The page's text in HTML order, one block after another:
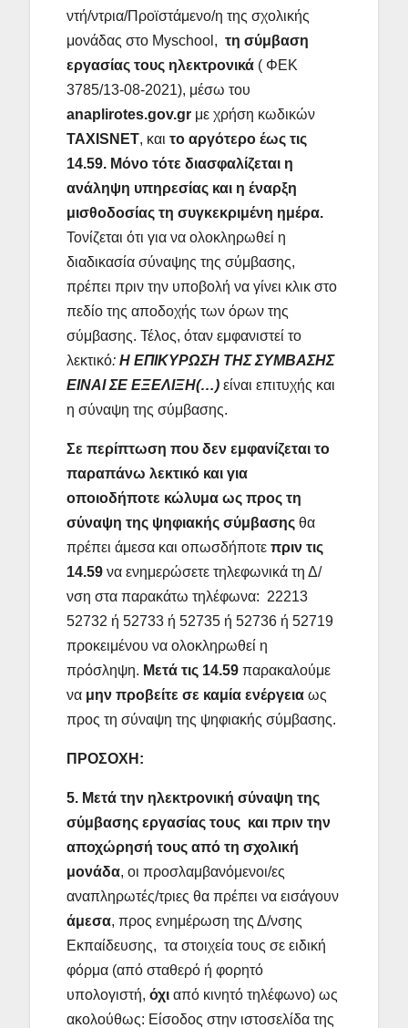
ντή/ντρια/Προϊστάμενο/η της σχολικής
μονάδας στο Myschool, τη σύμβαση
εργασίας τους ηλεκτρονικά ( ΦΕΚ
3785/13-08-2021), μέσω του
anaplirotes.gov.gr με χρήση κωδικών
TAXISNET, και το αργότερο έως τις
14.59. Μόνο τότε διασφαλίζεται η
ανάληψη υπηρεσίας και η έναρξη
μισθοδοσίας τη συγκεκριμένη ημέρα.
Τονίζεται ότι για να ολοκληρωθεί η
διαδικασία σύναψης της σύμβασης,
πρέπει πριν την υποβολή να γίνει κλικ στο
πεδίο της αποδοχής των όρων της
σύμβασης. Τέλος, όταν εμφανιστεί το
λεκτικό: Η ΕΠΙΚΥΡΩΣΗ ΤΗΣ ΣΥΜΒΑΣΗΣ
ΕΙΝΑΙ ΣΕ ΕΞΕΛΙΞΗ(…) είναι επιτυχής και
η σύναψη της σύμβασης.
Σε περίπτωση που δεν εμφανίζεται το
παραπάνω λεκτικό και για
οποιοδήποτε κώλυμα ως προς τη
σύναψη της ψηφιακής σύμβασης θα
πρέπει άμεσα και οπωσδήποτε πριν τις
14.59 να ενημερώσετε τηλεφωνικά τη Δ/
νση στα παρακάτω τηλέφωνα: 22213
52732 ή 52733 ή 52735 ή 52736 ή 52719
προκειμένου να ολοκληρωθεί η
πρόσληψη. Μετά τις 14.59 παρακαλούμε
να μην προβείτε σε καμία ενέργεια ως
προς τη σύναψη της ψηφιακής σύμβασης.
ΠΡΟΣΟΧΗ:
5. Μετά την ηλεκτρονική σύναψη της
σύμβασης εργασίας τους και πριν την
αποχώρησή τους από τη σχολική
μονάδα, οι προσλαμβανόμενοι/ες
αναπληρωτές/τριες θα πρέπει να εισάγουν
άμεσα, προς ενημέρωση της Δ/νσης
Εκπαίδευσης, τα στοιχεία τους σε ειδική
φόρμα (από σταθερό ή φορητό
υπολογιστή, όχι από κινητό τηλέφωνο) ως
ακολούθως: Είσοδος στην ιστοσελίδα της